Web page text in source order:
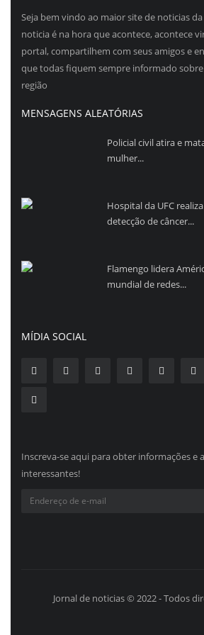
Seja bem vindo ao maior site de noticias
noticia é na hora que acontece, acontece
portal, compartilhem com seus amigos e
que todas fiquem sempre informado
região
MENSAGENS ALEATÓRIAS
Policial civil atira e
mulher...
Hospital da UFC
detecção de câncer...
Flamengo lidera
mundial de redes...
MÍDIA SOCIAL
Inscreva-se aqui para obter informações e
interessantes!
Jornal de noticias © 2022 - Todos